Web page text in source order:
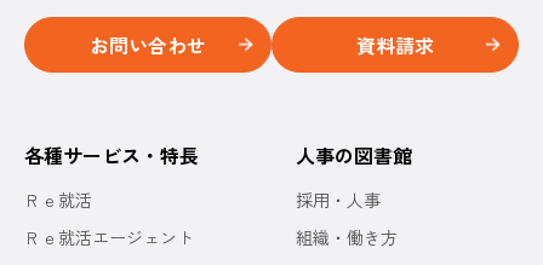
お問い合わせ 資料請求
各種サービス・特長
Ｒｅ就活
Ｒｅ就活エージェント
人事の図書館
採用・人事
組織・働き方